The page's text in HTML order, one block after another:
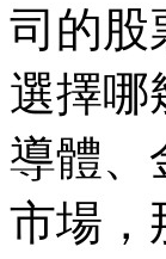
司的股
選擇哪
導體、
市場，